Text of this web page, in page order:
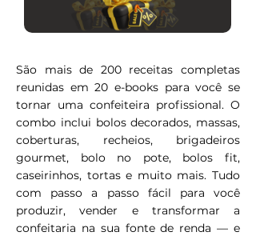
São mais de 200 receitas completas
reunidas em 20 e-books para você se
tornar uma confeiteira profissional. O
combo inclui bolos decorados, massas,
coberturas, recheios, brigadeiros
gourmet, bolo no pote, bolos fit,
caseirinhos, tortas e muito mais. Tudo
com passo a passo fácil para você
produzir, vender e transformar a
confeitaria na sua fonte de renda — e